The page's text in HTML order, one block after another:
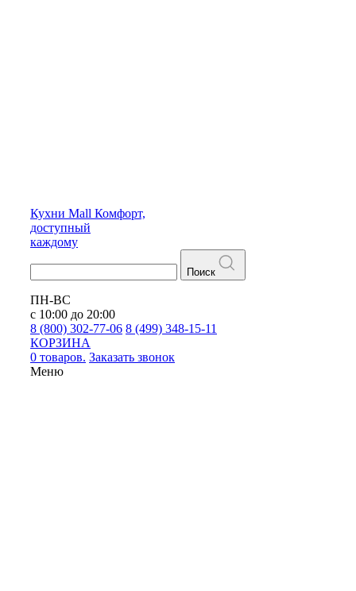
Кухни Mall Комфорт,
доступный
каждому
Поиск
ПН-ВС
с 10:00 до 20:00
8 (800) 302-77-06 8 (499) 348-15-11
КОРЗИНА
0 товаров. Заказать звонок
Меню